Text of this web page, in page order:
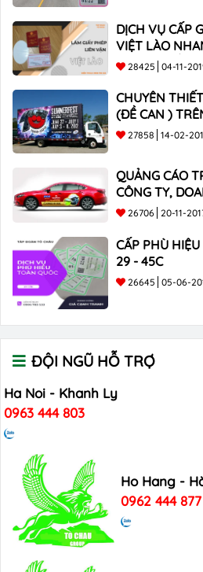
DỊCH VỤ CẤP
VIỆT LÀO
TOÀN QUỐC
28425 04-11-
CHUYÊN
(ĐỀ CAN )
CÔNG TY
27858 14-02-
QUẢNG CÁO
CÔNG TY,
26706 20-11-
CẤP PHÙ
29 - 45C
26645 05-06-
ĐỘI NGŨ HỖ TRỢ
Ha Noi - Khanh Ly
0963 444 803
Ho Hang -
0962 444 877